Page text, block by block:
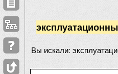
Вы искали: